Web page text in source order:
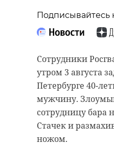
Подписывайтесь
Сотрудники
утром 3 августа
Петербурге 40-
мужчину.
сотрудницу бара
Стачек и
ножом.
Подписывайтесь
Во вторник, 5
Ленинградской
Всеволожский
визитом. В
запланирована
образовательных
Подписывайтесь
Специалисты
этап покоса
Пулковских
проводятся в
«Борщевик под
Ленинградского
отделения ВООП и